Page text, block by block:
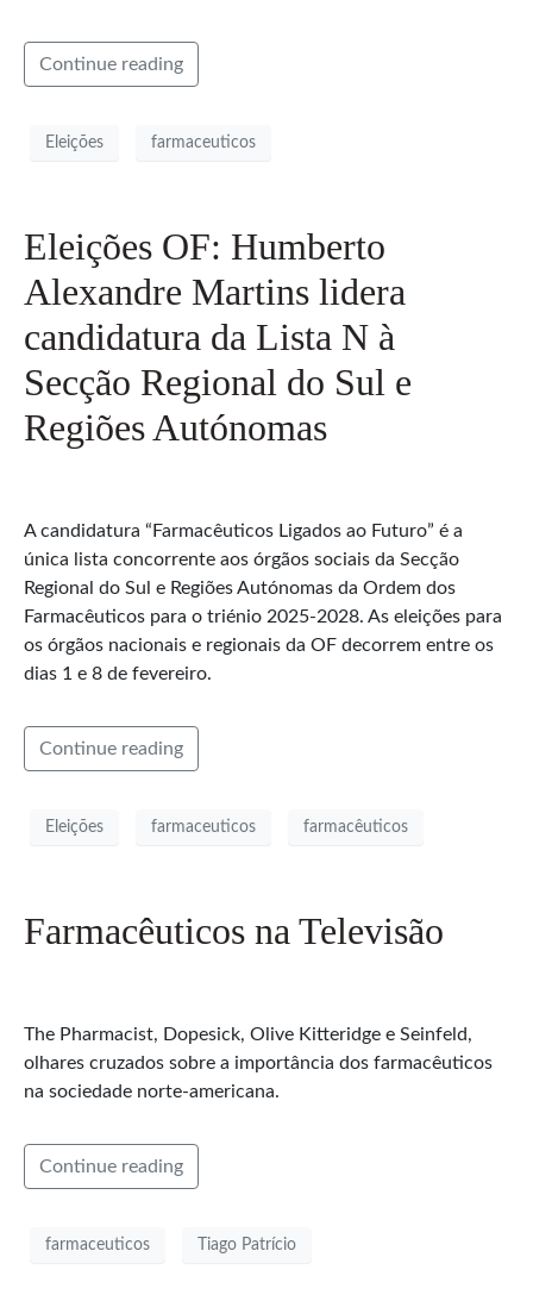
Continue reading
Eleições farmaceuticos
Eleições OF: Humberto
Alexandre Martins lidera
candidatura da Lista N à
Secção Regional do Sul e
Regiões Autónomas
A candidatura “Farmacêuticos Ligados ao Futuro” é a
única lista concorrente aos órgãos sociais da Secção
Regional do Sul e Regiões Autónomas da Ordem dos
Farmacêuticos para o triénio 2025-2028. As eleições para
os órgãos nacionais e regionais da OF decorrem entre os
dias 1 e 8 de fevereiro.
Continue reading
Eleições farmaceuticos farmacêuticos
Farmacêuticos na Televisão
The Pharmacist, Dopesick, Olive Kitteridge e Seinfeld,
olhares cruzados sobre a importância dos farmacêuticos
na sociedade norte-americana.
Continue reading
farmaceuticos Tiago Patrício